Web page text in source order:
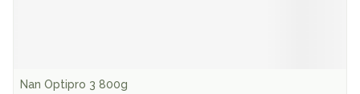
Nan Optipro 3 800g